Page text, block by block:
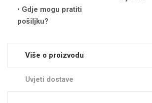
Gdje mogu pratiti
pošiljku?
Više o proizvodu
Uvjeti dostave